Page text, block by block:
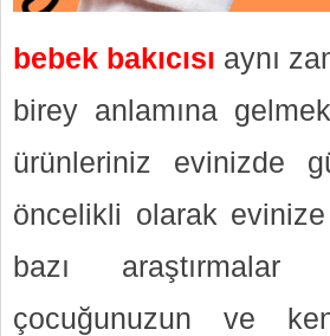
bebek bakıcısı aynı
birey anlamına
ürünleriniz evinizde
öncelikli olarak evinize
bazı araştırmalar
çocuğunuzun ve